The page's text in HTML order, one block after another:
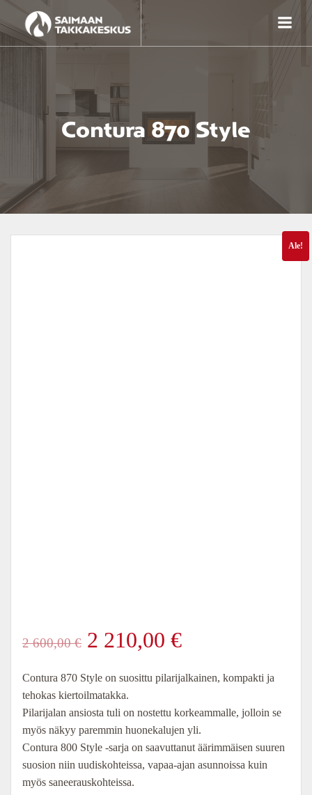
to
content
Contura 870 Style
Ale!
2 600,00€ Alkuperäinen
hinta
oli:
2
600,00 €.
2 210,00 €Nykyinen
hinta
on:
2
Contura 870 Style on suosittu pilarijalkainen, kompakti ja
tehokas kiertoilmatakka.
Pilarijalan ansiosta tuli on nostettu korkeammalle, jolloin se
myös näkyy paremmin huonekalujen yli.
Contura 800 Style -sarja on saavuttanut äärimmäisen suuren
suosion niin uudiskohteissa, vapaa-ajan asunnoissa kuin
myös saneerauskohteissa.